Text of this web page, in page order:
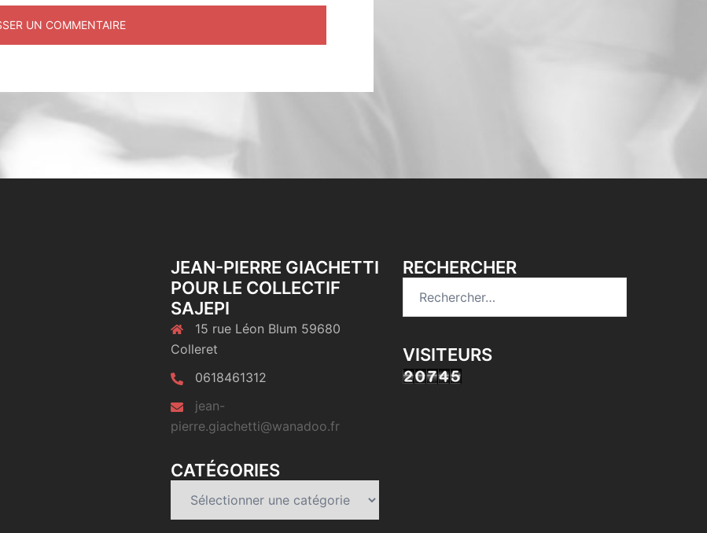
JEAN-PIERRE GIACHETTI
POUR LE COLLECTIF
SAJEPI
15 rue Léon Blum 59680
Colleret
0618461312
jean-
pierre.giachetti@wanadoo.fr
CATÉGORIES
RECHERCHER
VISITEURS